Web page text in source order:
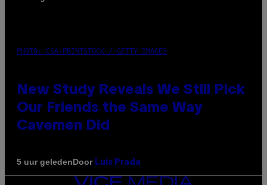
PHOTO: CSA-PRINTSTOCK / GETTY IMAGES
New Study Reveals We Still Pick
Our Friends the Same Way
Cavemen Did
5 uur geledenDoor Luis Prada
VICE